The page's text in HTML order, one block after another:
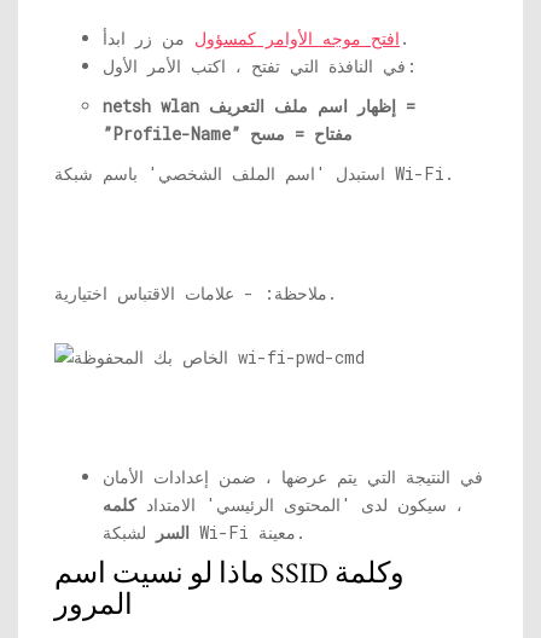
افتح موجه الأوامر كمسؤول من زر ابدأ.
في النافذة التي تفتح ، اكتب الأمر الأول:
netsh wlan إظهار اسم ملف التعريف =
”Profile-Name” مفتاح = مسح
استبدل 'اسم الملف الشخصي' باسم شبكة Wi-Fi.
ملاحظة: - علامات الاقتباس اختيارية.
في النتيجة التي يتم عرضها ، ضمن إعدادات الأمان
، سيكون لدى 'المحتوى الرئيسي' الامتدادكلمه
السر
لشبكة Wi-Fi معينة.
ماذا لو نسيت اسم SSID وكلمة
المرور